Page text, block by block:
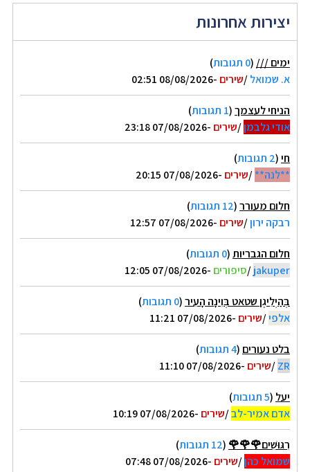
יצירות אחרונות
ימים /// (0 תגובות
)
א. שמואל/שירים -08/08/2026 02:51
הניחי לעצמך(1 תגובות
)
אודי גלבמן/שירים -07/08/2026 23:18
חי(2 תגובות
)
**לנה**/שירים -07/08/2026 20:15
חלום מעורר(12 תגובות
)
רבקה ירון/שירים -07/08/2026 12:57
חלום הגבריות(0 תגובות
)
jakuper
/סיפורים -07/08/2026 12:05
בְּהַיְלִיגֶן שטאט בְּוִינָה הָעִיר(0 תגובות
)
אלפי/שירים -07/08/2026 11:21
בלט נעורים (4 תגובות
)
ZR
/שירים -07/08/2026 11:10
יעל (5 תגובות
)
אדם אמיר-לב/שירים -07/08/2026 10:19
רִגּוּשִׁים🌹🌹🌹 (12 תגובות
)
שמואל כהן/שירים -07/08/2026 07:48